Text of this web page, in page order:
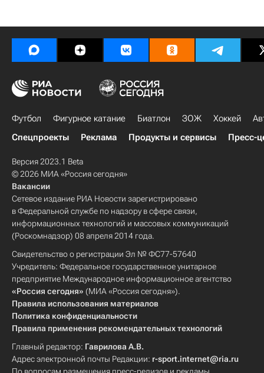
Футбол Фигурное катание Биатлон ЗОЖ Хоккей
Спецпроекты
Реклама Продукты и сервисы Пресс-
Версия 2023.1 Beta
© 2026 МИА «Россия сегодня»
Вакансии
Сетевое издание РИА Новости зарегистрировано
в Федеральной службе по надзору в сфере связи,
информационных технологий и массовых коммуникаций
(Роскомнадзор) 08 апреля 2014 года.
Свидетельство о регистрации Эл № ФС77-57640
Учредитель: Федеральное государственное унитарное
предприятие Международное информационное агентство
«Россия сегодня» (МИА «Россия сегодня»).
Правила использования материалов
Политика конфиденциальности
Правила применения рекомендательных технологий
Главный редактор: Гаврилова А.В.
Адрес электронной почты Редакции: r-sport.internet@ria.ru